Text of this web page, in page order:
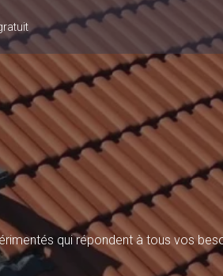
qui répondent à tous vos